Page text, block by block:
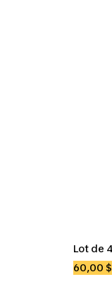
T-
Lot de
60,00 $